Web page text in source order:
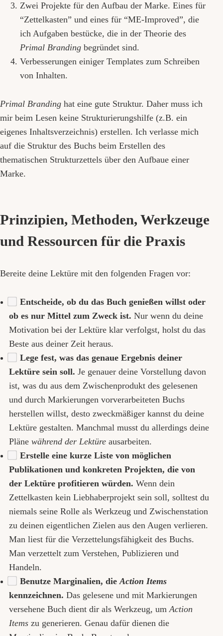
Zwei Projekte für den Aufbau der Marke. Eines für
“Zettelkasten” und eines für “ME-Improved”, die
ich Aufgaben bestücke, die in der Theorie des
Primal Branding begründet sind.
Verbesserungen einiger Templates zum Schreiben
von Inhalten.
Primal Branding hat eine gute Struktur. Daher muss ich
mir beim Lesen keine Strukturierungshilfe (z.B. ein
eigenes Inhaltsverzeichnis) erstellen. Ich verlasse mich
auf die Struktur des Buchs beim Erstellen des
thematischen Strukturzettels über den Aufbaue einer
Marke.
Prinzipien, Methoden, Werkzeuge
und Ressourcen für die Praxis
Bereite deine Lektüre mit den folgenden Fragen vor:
Entscheide, ob du das Buch genießen willst oder
ob es nur Mittel zum Zweck ist. Nur wenn du deine
Motivation bei der Lektüre klar verfolgst, holst du das
Beste aus deiner Zeit heraus.
Lege fest, was das genaue Ergebnis deiner
Lektüre sein soll. Je genauer deine Vorstellung davon
ist, was du aus dem Zwischenprodukt des gelesenen
und durch Markierungen vorverarbeiteten Buchs
herstellen willst, desto zweckmäßiger kannst du deine
Lektüre gestalten. Manchmal musst du allerdings deine
Pläne während der Lektüre ausarbeiten.
Erstelle eine kurze Liste von möglichen
Publikationen und konkreten Projekten, die von
der Lektüre profitieren würden. Wenn dein
Zettelkasten kein Liebhaberprojekt sein soll, solltest du
niemals seine Rolle als Werkzeug und Zwischenstation
zu deinen eigentlichen Zielen aus den Augen verlieren.
Man liest für die Verzettelungsfähigkeit des Buchs.
Man verzettelt zum Verstehen, Publizieren und
Handeln.
Benutze Marginalien, dieAction Items
kennzeichnen. Das gelesene und mit Markierungen
versehene Buch dient dir als Werkzeug, umAction
Items zu generieren. Genau dafür dienen die